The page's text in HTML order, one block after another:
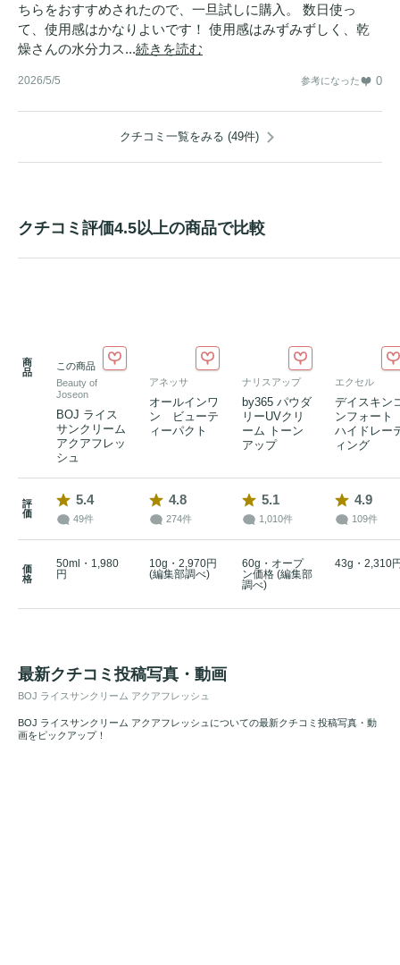
ちらをおすすめされたので、一旦試しに購入。 数日使っ
て、使用感はかなりよいです！ 使用感はみずみずしく、乾
燥さんの水分力ス...続きを読む
2026/5/5 参考になった 0
クチコミ一覧をみる (49件)
クチコミ評価4.5以上の商品で比較
商
品
この商品
Beauty of
Joseon
BOJ ライス
サンクリーム
アクアフレッ
シュ
アネッサ
オールインワ
ン ビューテ
ィーパクト
ナリスアップ
by365 パウダ
リーUVクリ
ーム トーン
アップ
エクセル
デイスキン
ンフォー
ハイドレー
ィング
評
価
5.4
49件
4.8
274件
5.1
1,010件
4.9
109件
価
格
50ml・1,980
円
10g・2,970円
(編集部調べ)
60g・オープ
ン価格 (編集部
調べ)
43g・2,310
最新クチコミ投稿写真・動画
BOJ ライスサンクリーム アクアフレッシュ
BOJ ライスサンクリーム アクアフレッシュについての最新クチコミ投稿写真・動
画をピックアップ！